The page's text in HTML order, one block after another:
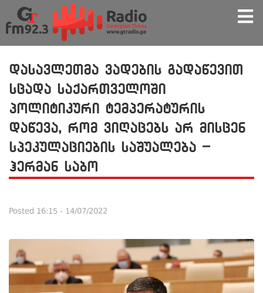
დასავლეთმა ვადების გადაწევით
სცადა საქართველოში
პოლიტიკური ტემპერატურის
დაწევა, რომ ვიღაცებს არ მისცენ
სპეკულაციების საშუალება –
ჰერმან საბო
Posted 16:15 - 14/07/2022